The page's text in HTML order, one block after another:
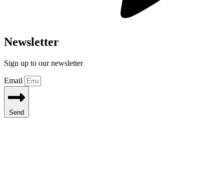
Newsletter
Sign up to our newsletter
Email
Send